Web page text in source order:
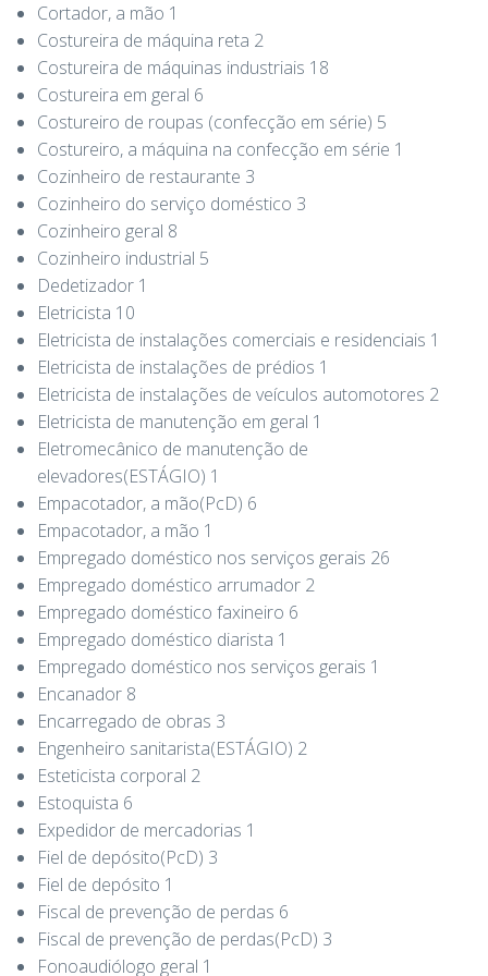
Cortador, a mão 1
Costureira de máquina reta 2
Costureira de máquinas industriais 18
Costureira em geral 6
Costureiro de roupas (confecção em série) 5
Costureiro, a máquina na confecção em série 1
Cozinheiro de restaurante 3
Cozinheiro do serviço doméstico 3
Cozinheiro geral 8
Cozinheiro industrial 5
Dedetizador 1
Eletricista 10
Eletricista de instalações comerciais e residenciais 1
Eletricista de instalações de prédios 1
Eletricista de instalações de veículos automotores 2
Eletricista de manutenção em geral 1
Eletromecânico de manutenção de
elevadores(ESTÁGIO) 1
Empacotador, a mão(PcD) 6
Empacotador, a mão 1
Empregado doméstico nos serviços gerais 26
Empregado doméstico arrumador 2
Empregado doméstico faxineiro 6
Empregado doméstico diarista 1
Empregado doméstico nos serviços gerais 1
Encanador 8
Encarregado de obras 3
Engenheiro sanitarista(ESTÁGIO) 2
Esteticista corporal 2
Estoquista 6
Expedidor de mercadorias 1
Fiel de depósito(PcD) 3
Fiel de depósito 1
Fiscal de prevenção de perdas 6
Fiscal de prevenção de perdas(PcD) 3
Fonoaudiólogo geral 1